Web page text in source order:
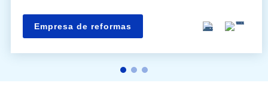
Empresa de reformas